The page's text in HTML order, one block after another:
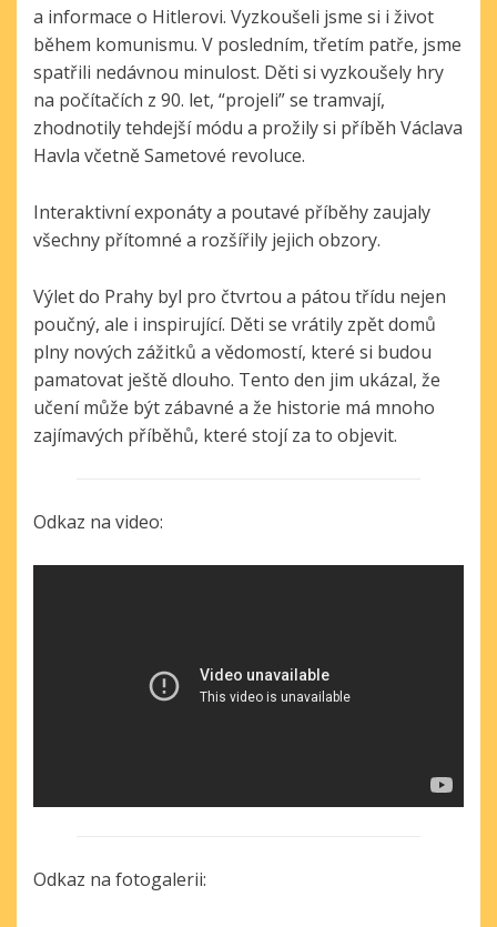
a informace o Hitlerovi. Vyzkoušeli jsme si i život
během komunismu. V posledním, třetím patře, jsme
spatřili nedávnou minulost. Děti si vyzkoušely hry
na počítačích z 90. let, “projeli” se tramvají,
zhodnotily tehdejší módu a prožily si příběh Václava
Havla včetně Sametové revoluce.
Interaktivní exponáty a poutavé příběhy zaujaly
všechny přítomné a rozšířily jejich obzory.
Výlet do Prahy byl pro čtvrtou a pátou třídu nejen
poučný, ale i inspirující. Děti se vrátily zpět domů
plny nových zážitků a vědomostí, které si budou
pamatovat ještě dlouho. Tento den jim ukázal, že
učení může být zábavné a že historie má mnoho
zajímavých příběhů, které stojí za to objevit.
Odkaz na video:
Odkaz na fotogalerii: